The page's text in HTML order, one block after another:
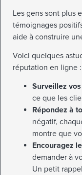
Les gens sont plus
témoignages
aide à construire
Voici quelques
réputation en ligne :
Surveillez
ce que les
Répondez à
négatif,
montre que
Encouragez
demander à
Un petit